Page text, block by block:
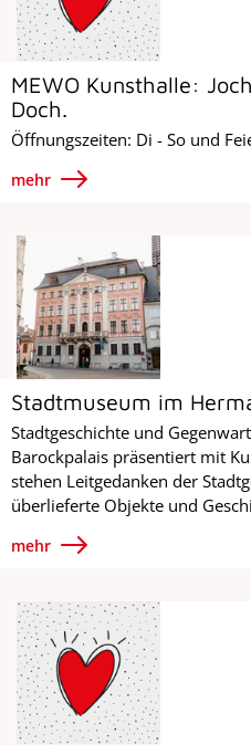
MEWO Kunsthalle:
Doch.
Öffnungszeiten: Di - So und
mehr
Stadtmuseum im
Stadtgeschichte und
Barockpalais präsentiert mit
stehen Leitgedanken der
überlieferte Objekte und
mehr